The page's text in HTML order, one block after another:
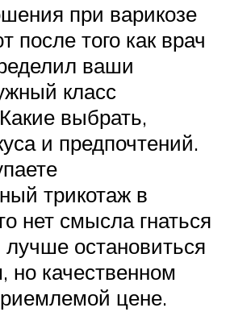
при варикозе
после того как врач
ваши
класс
выбрать,
и предпочтений.
трикотаж в
нет смысла гнаться
остановиться
но качественном
цене.